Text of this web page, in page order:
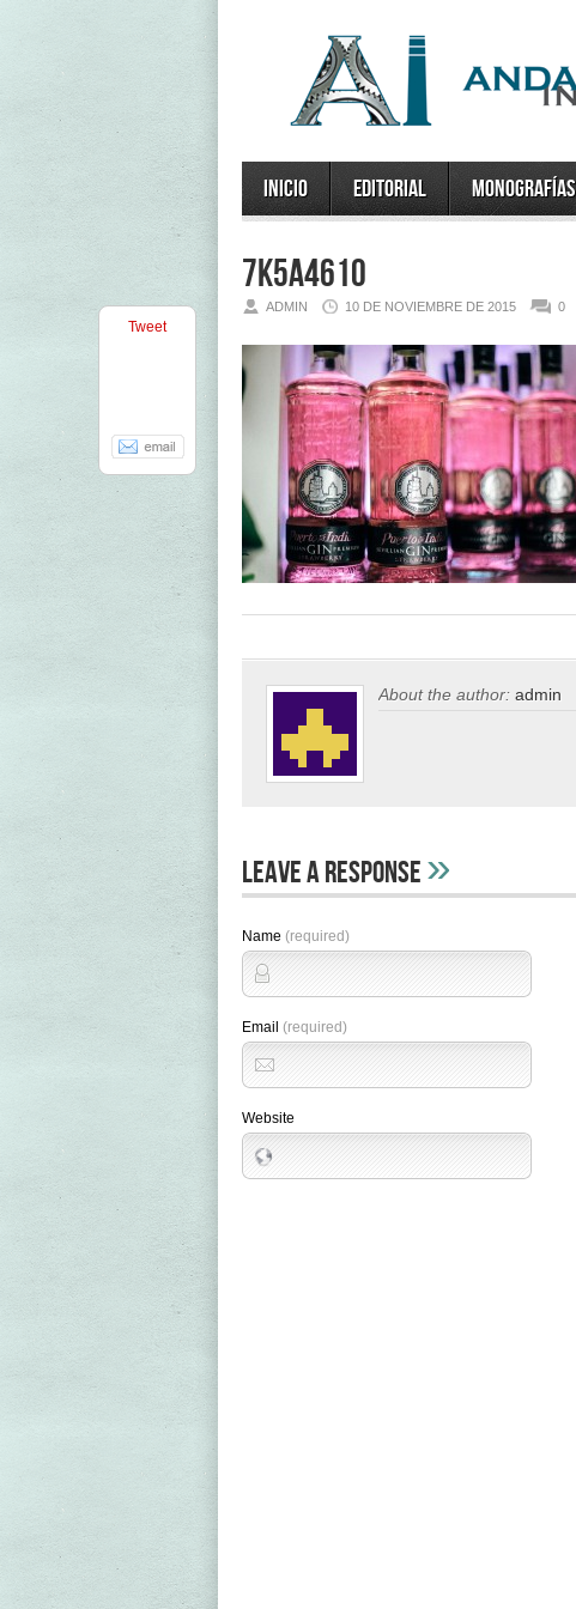
Inicio Editorial Monografías
7K5A4610
ADMIN 10 DE NOVIEMBRE DE 2015 0
Tweet
About the author: admin
Leave A Response»
Name (required)
Email (required)
Website